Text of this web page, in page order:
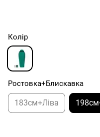
Колір
Ростовка+Блискавка
183см+Ліва